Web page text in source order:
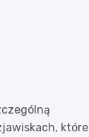
które